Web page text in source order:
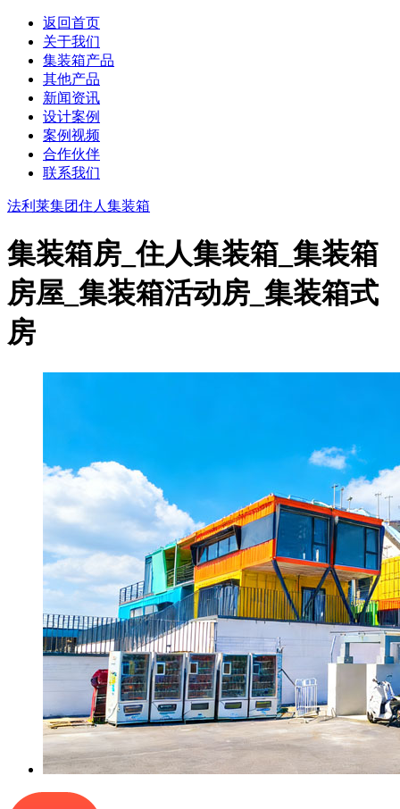
返回首页
关于我们
集装箱产品
其他产品
新闻资讯
设计案例
案例视频
合作伙伴
联系我们
法利莱集团住人集装箱
集装箱房_住人集装箱_集装箱
房屋_集装箱活动房_集装箱式
房